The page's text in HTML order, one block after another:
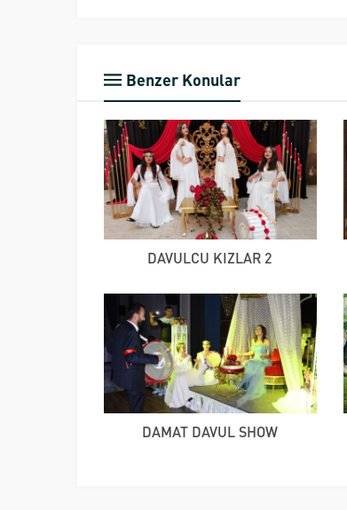
Benzer Konular
DAVULCU KIZLAR 2
DAMAT DAVUL SHOW